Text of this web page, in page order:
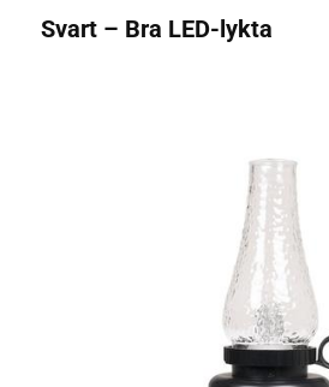
Svart – Bra LED-lykta